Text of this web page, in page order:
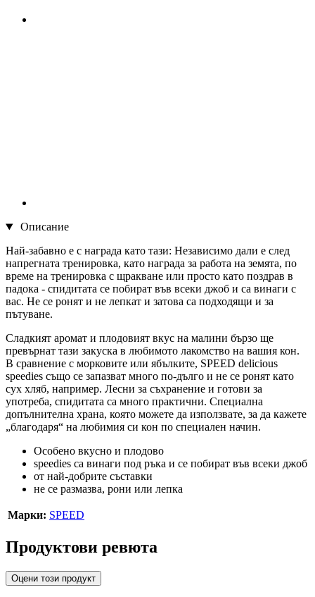
Описание
Най-забавно е с награда като тази: Независимо дали е след
напрегната тренировка, като награда за работа на земята, по
време на тренировка с щракване или просто като поздрав в
падока - спидитата се побират във всеки джоб и са винаги с
вас. Не се ронят и не лепкат и затова са подходящи и за
пътуване.
Сладкият аромат и плодовият вкус на малини бързо ще
превърнат тази закуска в любимото лакомство на вашия кон.
В сравнение с морковите или ябълките, SPEED delicious
speedies също се запазват много по-дълго и не се ронят като
сух хляб, например. Лесни за съхранение и готови за
употреба, спидитата са много практични. Специална
допълнителна храна, която можете да използвате, за да кажете
„благодаря“ на любимия си кон по специален начин.
Особено вкусно и плодово
speedies са винаги под ръка и се побират във всеки джоб
от най-добрите съставки
не се размазва, рони или лепка
Марки: SPEED
Продуктови ревюта
Оцени този продукт